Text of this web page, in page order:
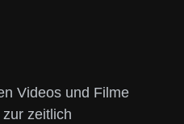
Videos und Filme
zeitlich